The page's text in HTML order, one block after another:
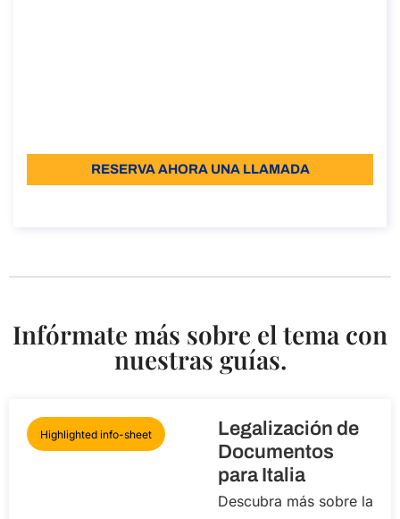
RESERVA AHORA UNA LLAMADA
Infórmate más sobre el tema con
nuestras guías.
Highlighted info-sheet
Legalización de
Documentos
para Italia
Descubra más sobre la